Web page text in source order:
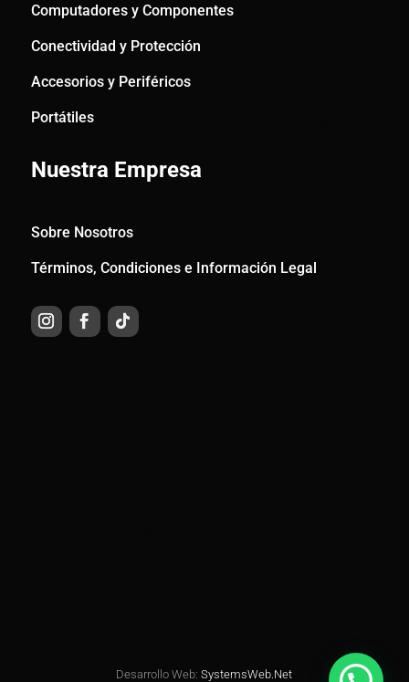
Computadores y Componentes
Conectividad y Protección
Accesorios y Periféricos
Portátiles
Nuestra Empresa
Sobre Nosotros
Términos, Condiciones e Información Legal
Desarrollo Web: SystemsWeb.Net